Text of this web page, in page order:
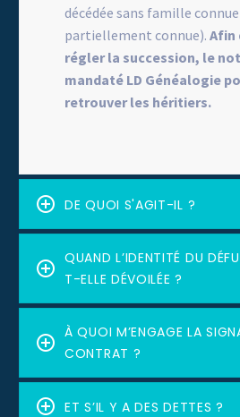
décédée sans famille
partiellement connue). Afin
régler la succession, le
mandaté LD Généalogie
retrouver les héritiers.
DE QUOI S'AGIT-IL ?
QUAND L’IDENTITÉ DU
T-ELLE DÉVOILÉE ?
À QUOI M’ENGAGE LA
CONTRAT ?
ET S’IL Y A DES DETTES ?